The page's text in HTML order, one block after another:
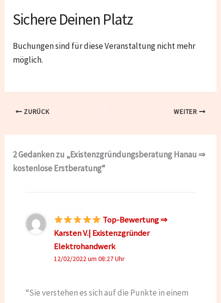
Sichere Deinen Platz
Buchungen sind für diese Veranstaltung nicht mehr
möglich.
ZURÜCK WEITER
2 Gedanken zu „Existenzgründungsberatung Hanau ⇒
kostenlose Erstberatung“
Top-Bewertung ⇒
Karsten V.| Existenzgründer
Elektrohandwerk
12/02/2022 um 08:27 Uhr
“Sie verstehen es sich auf die Punkte in einem